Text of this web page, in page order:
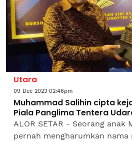
Utara
09 Dec 2023 02:46pm
Muhammad Salihin cipta
Piala Panglima Tentera
ALOR SETAR - Seorang anak
pernah mengharumkan nama